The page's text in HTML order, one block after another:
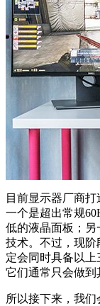
目前显示器厂商
一个是超出常规
低的液晶面板；
技术。不过，现阶
定会同时具备以上
它们通常只会做到
所以接下来，我